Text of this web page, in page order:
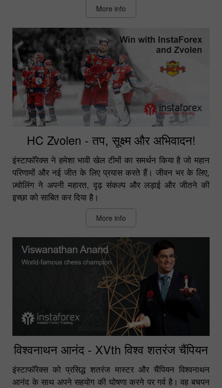
More info
HC Zvolen - तप, सूक्ष्म और अभिवादन!
इंस्टाफॉरेक्स ने हमेशा भावी खेल टीमों का समर्थन किया है जो महान
परिणामों और नई जीत के लिए प्रयास करते हैं। जीवन भर के लिए,
ज़्वोलिंग ने अपनी महारत, दृढ़ संकल्प और लड़ाई और जीतने की
इच्छा को साबित कर दिया है।
More info
विश्वनाथन आनंद - XVth विश्व शतरंज चैंपियन
इंस्टाफॉरेक्स को प्रसिद्ध शतरंज मास्टर और चैंपियन विश्वनाथन
आनंद के साथ अपने सहयोग की घोषणा करने पर गर्व है। वह बचपन